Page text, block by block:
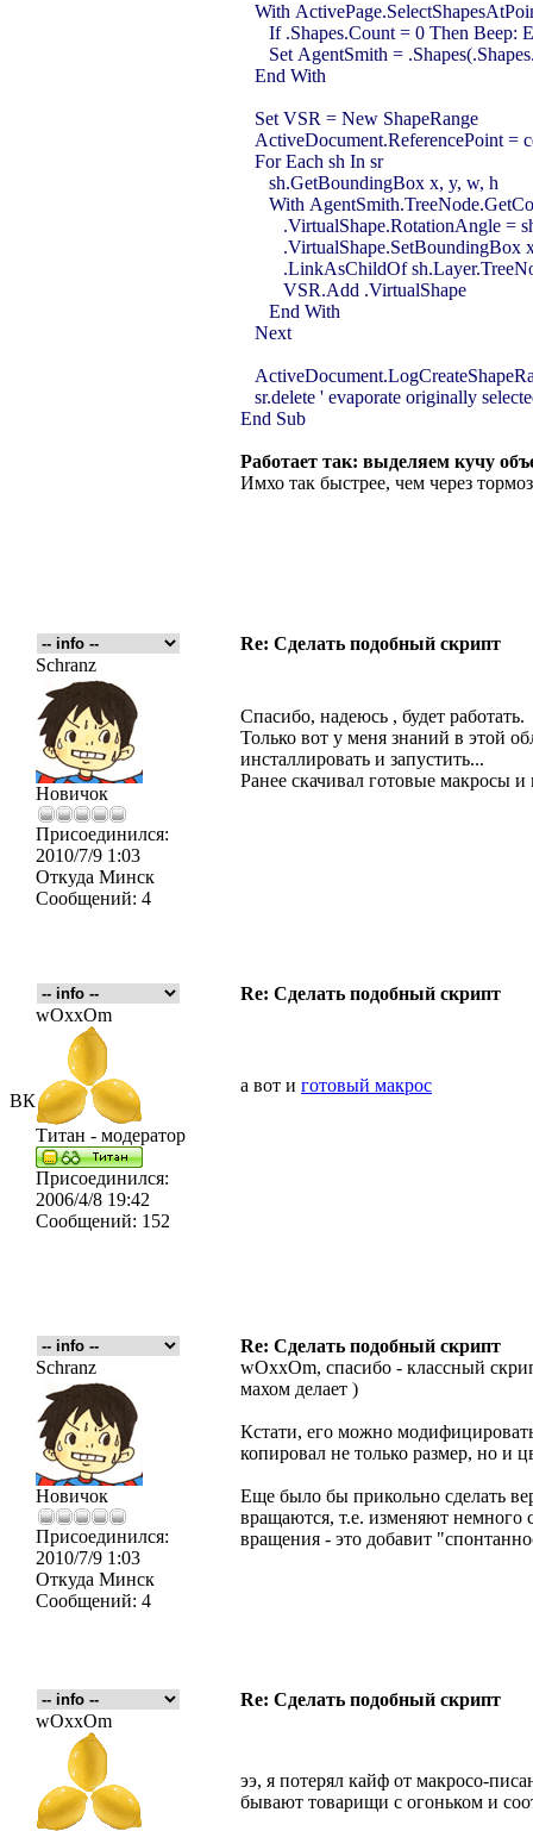
ВК
With
If .Shapes.Count = 0 Then Beep:
Set AgentSmith =
End With
Set VSR = New ShapeRange
ActiveDocument.ReferencePoint =
For Each sh In sr
sh.GetBoundingBox x, y, w, h
With
.VirtualShape.RotationAngle =
.VirtualShape.SetBoundingBox x,
.LinkAsChildOf
VSR.Add .VirtualShape
End With
Next
sr.delete ' evaporate originally
End Sub
Работает так: выделяем кучу
Имхо так быстрее, чем через
Re: Сделать подобный скрипт
Schranz
Новичок
Присоединился:
2010/7/9 1:03
Откуда Минск
Сообщений: 4
Спасибо, надеюсь , будет работать.
Только вот у меня знаний в этой
инсталлировать и запустить...
Ранее скачивал готовые макросы
Re: Сделать подобный скрипт
wOxxOm
Титан - модератор
Присоединился:
2006/4/8 19:42
Сообщений: 152
а вот и готовый макрос
Re: Сделать подобный скрипт
Schranz
Новичок
Присоединился:
2010/7/9 1:03
Откуда Минск
Сообщений: 4
wOxxOm, спасибо - классный
махом делает )
Кстати, его можно
копировал не только размер, но и
Еще было бы прикольно сделать
вращаются, т.е. изменяют немного
вращения - это добавит
Re: Сделать подобный скрипт
wOxxOm
ээ, я потерял кайф от макросо-
бывают товарищи с огоньком и